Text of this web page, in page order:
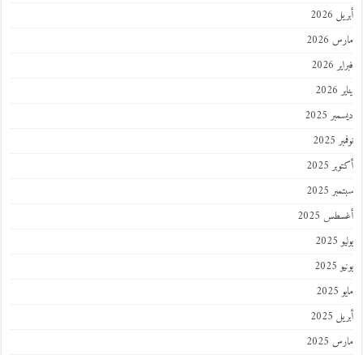
أبريل 2026
مارس 2026
فبراير 2026
يناير 2026
ديسمبر 2025
نوفمبر 2025
أكتوبر 2025
سبتمبر 2025
أغسطس 2025
يوليو 2025
يونيو 2025
مايو 2025
أبريل 2025
مارس 2025